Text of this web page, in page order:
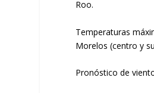
Roo.
Temperaturas
Morelos (centro y
Pronóstico de